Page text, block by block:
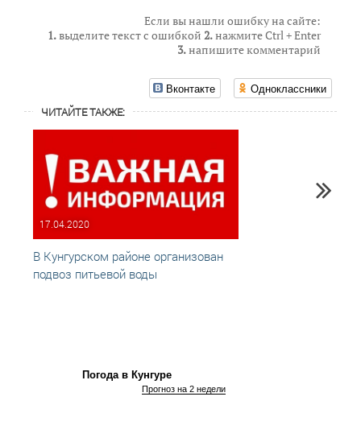
Если вы нашли ошибку на сайте:
1.выделите текст с ошибкой 2.нажмите Ctrl + Enter
3.напишите комментарий
Вконтакте Одноклассники
ЧИТАЙТЕ ТАКЖЕ:
17.04.2020
В Кунгурском районе организован
подвоз питьевой воды
Погода в Кунгуре
Прогноз на 2 недели